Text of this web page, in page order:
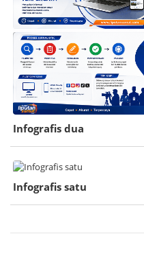
Infografis dua
Infografis satu